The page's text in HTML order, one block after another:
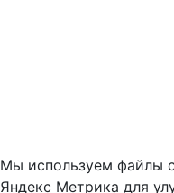
Мы используем файлы
Яндекс Метрика для